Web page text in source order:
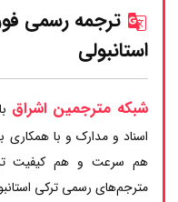
ترجمه رسمی
استانبولی
شبکه مترجمین اشراق
اسناد و مدارک و با همکاری
هم سرعت و هم کیفیت
مترجم‌های رسمی ترکی